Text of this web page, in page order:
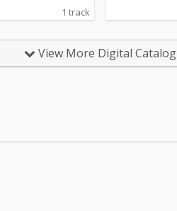
1 track
View More Digital Catalog